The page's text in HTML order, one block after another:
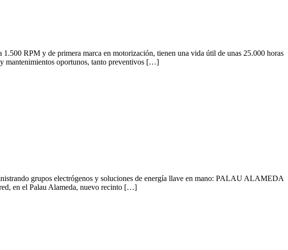
RPM y de primera marca en motorización, tienen una vida útil de unas 25.000 horas
y mantenimientos oportunos, tanto preventivos […]
grupos electrógenos y soluciones de energía llave en mano: PALAU ALAMEDA
en el Palau Alameda, nuevo recinto […]